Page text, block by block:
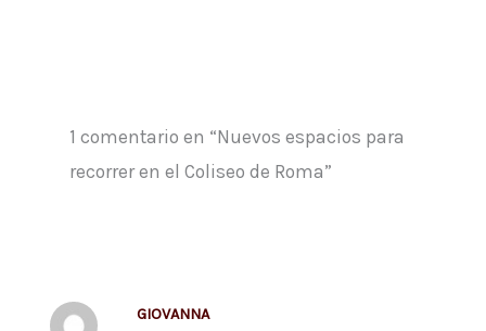
1 comentario en “Nuevos espacios para
recorrer en el Coliseo de Roma”
GIOVANNA